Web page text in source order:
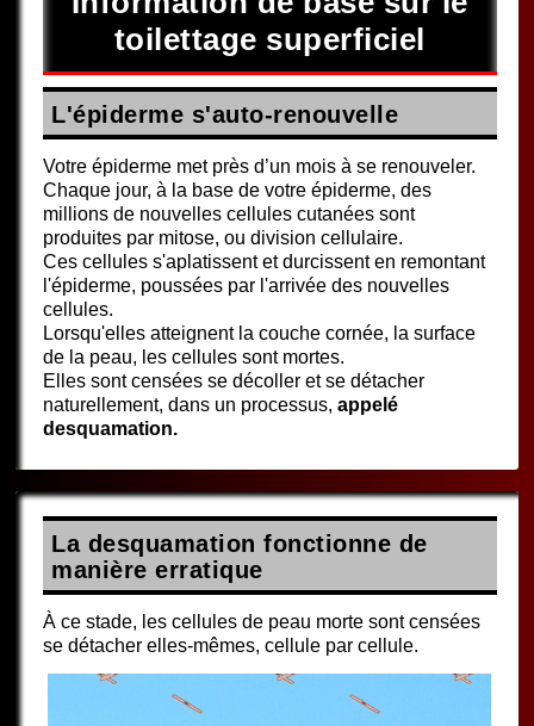
toilettage superficiel
L'épiderme s'auto-renouvelle
Votre épiderme met près d’un mois à se renouveler.
Chaque jour, à la base de votre épiderme, des
millions de nouvelles cellules cutanées sont
produites par mitose, ou division cellulaire.
Ces cellules s'aplatissent et durcissent en remontant
l'épiderme, poussées par l'arrivée des nouvelles
cellules.
Lorsqu'elles atteignent la couche cornée, la surface
de la peau, les cellules sont mortes.
Elles sont censées se décoller et se détacher
naturellement, dans un processus,appelé
desquamation.
La desquamation fonctionne de
manière erratique
À ce stade, les cellules de peau morte sont censées
se détacher elles-mêmes, cellule par cellule.